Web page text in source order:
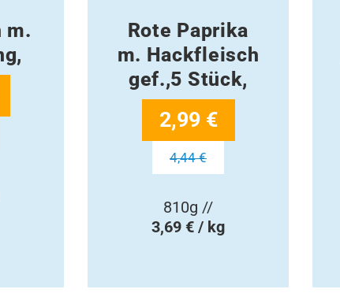
m.
Rote Paprika
m. Hackfleisch
gef.,5 Stück,
2,99 €
4,44 €
810g //
3,69 € / kg